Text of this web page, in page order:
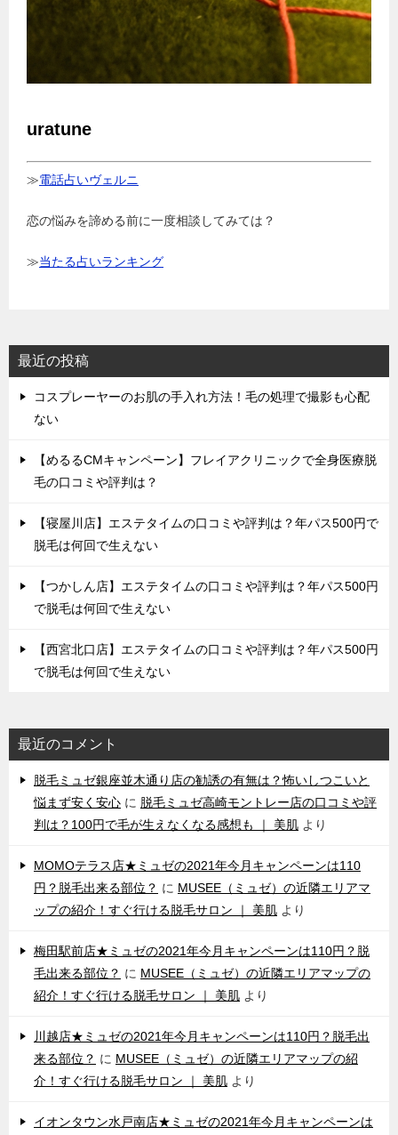
uratune
≫電話占いヴェルニ
恋の悩みを諦める前に一度相談してみては？
≫当たる占いランキング
最近の投稿
コスプレーヤーのお肌の手入れ方法！毛の処理で撮影も心配
ない
【めるるCMキャンペーン】フレイアクリニックで全身医療脱
毛の口コミや評判は？
【寝屋川店】エステタイムの口コミや評判は？年パス500円で
脱毛は何回で生えない
【つかしん店】エステタイムの口コミや評判は？年パス500円
で脱毛は何回で生えない
【西宮北口店】エステタイムの口コミや評判は？年パス500円
で脱毛は何回で生えない
最近のコメント
脱毛ミュゼ銀座並木通り店の勧誘の有無は？怖いしつこいと
悩まず安く安心 に 脱毛ミュゼ高崎モントレー店の口コミや評
判は？100円で毛が生えなくなる感想も ｜ 美肌 より
MOMOテラス店★ミュゼの2021年今月キャンペーンは110
円？脱毛出来る部位？ に MUSEE（ミュゼ）の近隣エリアマ
ップの紹介！すぐ行ける脱毛サロン ｜ 美肌 より
梅田駅前店★ミュゼの2021年今月キャンペーンは110円？脱
毛出来る部位？ に MUSEE（ミュゼ）の近隣エリアマップの
紹介！すぐ行ける脱毛サロン ｜ 美肌 より
川越店★ミュゼの2021年今月キャンペーンは110円？脱毛出
来る部位？ に MUSEE（ミュゼ）の近隣エリアマップの紹
介！すぐ行ける脱毛サロン ｜ 美肌 より
イオンタウン水戸南店★ミュゼの2021年今月キャンペーンは